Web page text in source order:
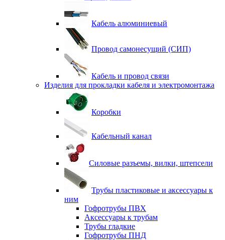
Кабель алюминиевый
Провод самонесущий (СИП)
Кабель и провод связи
Изделия для прокладки кабеля и электромонтажа
Коробки
Кабельный канал
Силовые разъемы, вилки, штепсели
Трубы пластиковые и аксессуары к
ним
Гофротрубы ПВХ
Аксессуары к трубам
Трубы гладкие
Гофротрубы ПНД